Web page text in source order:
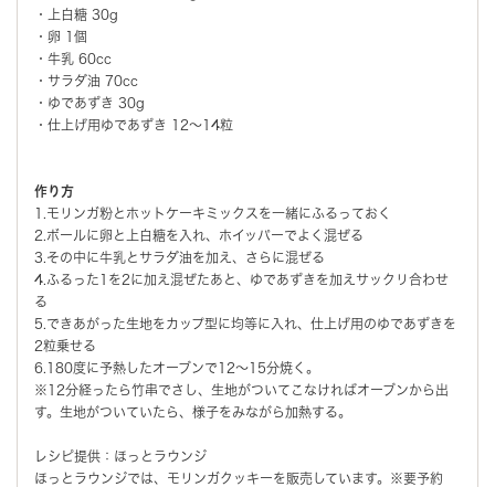
・上白糖 30g
・卵 1個
・牛乳 60cc
・サラダ油 70cc
・ゆであずき 30g
・仕上げ用ゆであずき 12～14粒
作り方
1.モリンガ粉とホットケーキミックスを一緒にふるっておく
2.ボールに卵と上白糖を入れ、ホイッパーでよく混ぜる
3.その中に牛乳とサラダ油を加え、さらに混ぜる
4.ふるった1を2に加え混ぜたあと、ゆであずきを加えサックリ合わせ
る
5.できあがった生地をカップ型に均等に入れ、仕上げ用のゆであずきを
2粒乗せる
6.180度に予熱したオーブンで12～15分焼く。
※12分経ったら竹串でさし、生地がついてこなければオーブンから出
す。生地がついていたら、様子をみながら加熱する。
レシピ提供：ほっとラウンジ
ほっとラウンジでは、モリンガクッキーを販売しています。※要予約